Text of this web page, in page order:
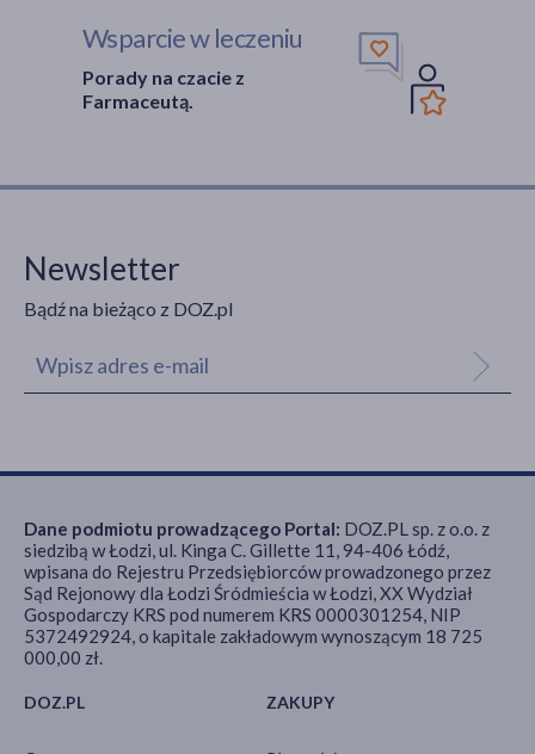
Wsparcie w leczeniu
Porady na czacie z
Farmaceutą.
Newsletter
Bądź na bieżąco z DOZ.pl
DOZ.PL ZAKUPY
Dane podmiotu prowadzącego Portal: DOZ.PL sp. z o.o. z
siedzibą w Łodzi, ul. Kinga C. Gillette 11, 94-406 Łódź,
wpisana do Rejestru Przedsiębiorców prowadzonego przez
Sąd Rejonowy dla Łodzi Śródmieścia w Łodzi, XX Wydział
Gospodarczy KRS pod numerem KRS 0000301254, NIP
5372492924, o kapitale zakładowym wynoszącym 18 725
000,00 zł.